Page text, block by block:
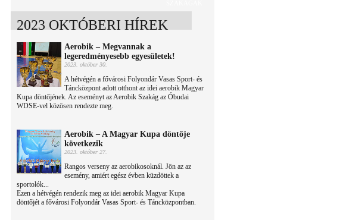
2023 OKTÓBERI HÍREK
Aerobik – Megvannak a
legeredményesebb egyesületek!
2023. október 30.
A hétvégén a fővárosi Folyondár Vasas Sport- és
Táncközpont adott otthont az idei aerobik Magyar
Kupa döntőjének. Az eseményt az Aerobik Szakág az Óbudai
WDSE-vel közösen rendezte meg.
Aerobik – A Magyar Kupa döntője
következik
2023. október 27.
Rangos verseny az aerobikosoknál. Jön az az
esemény, amiért egész évben küzdöttek a
sportolók...
Ezen a hétvégén rendezik meg az idei aerobik Magyar Kupa
döntőjét a fővárosi Folyondár Vasas Sport- és Táncközpontban.